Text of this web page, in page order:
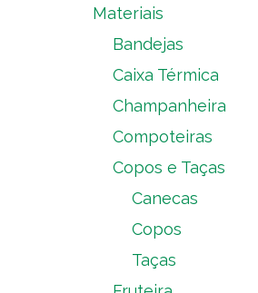
Materiais
Bandejas
Caixa Térmica
Champanheira
Compoteiras
Copos e Taças
Canecas
Copos
Taças